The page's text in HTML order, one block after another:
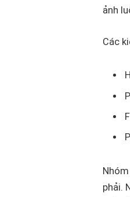
ảnh
Các
phải.